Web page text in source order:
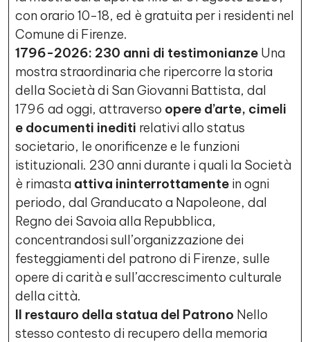
con orario 10-18, ed è gratuita per i residenti nel
Comune di Firenze.
1796-2026: 230 anni di testimonianze Una
mostra straordinaria che ripercorre la storia
della Società di San Giovanni Battista, dal
1796 ad oggi, attraverso opere d’arte, cimeli
e documenti inediti relativi allo status
societario, le onorificenze e le funzioni
istituzionali. 230 anni durante i quali la Società
è rimasta attiva ininterrottamente in ogni
periodo, dal Granducato a Napoleone, dal
Regno dei Savoia alla Repubblica,
concentrandosi sull’organizzazione dei
festeggiamenti del patrono di Firenze, sulle
opere di carità e sull’accrescimento culturale
della città.
Il restauro della statua del Patrono Nello
stesso contesto di recupero della memoria